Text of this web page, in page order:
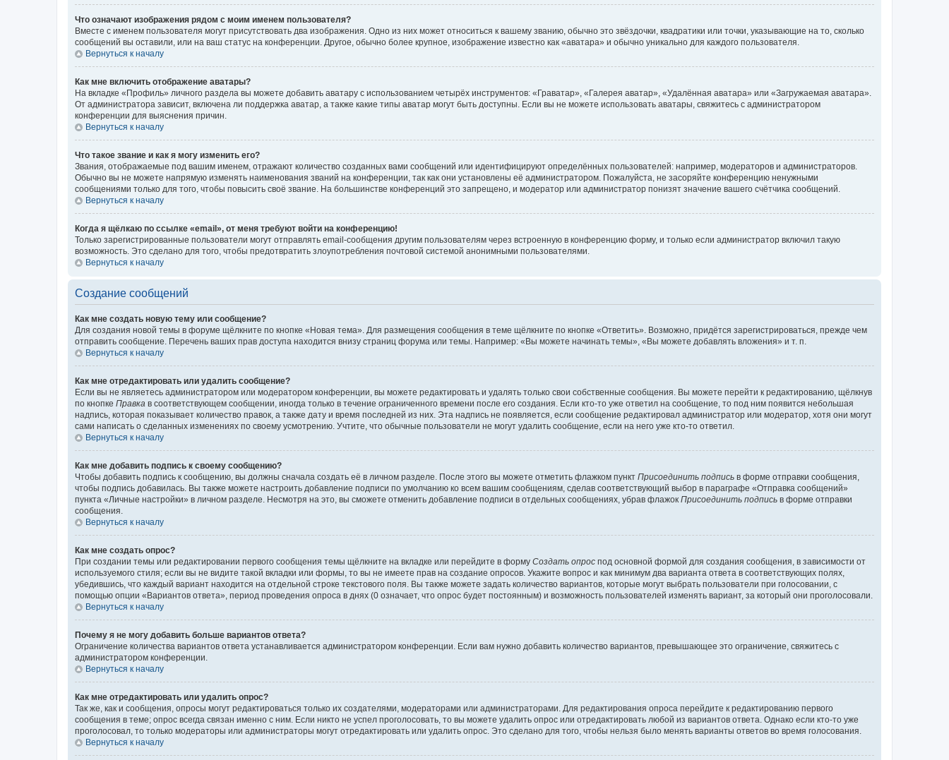
Что означают изображения рядом с моим именем пользователя?
Вместе с именем пользователя могут присутствовать два изображения. Одно из них может относиться к вашему званию, обычно это звёздочки, квадратики или точки, указывающие на то, сколько
сообщений вы оставили, или на ваш статус на конференции. Другое, обычно более крупное, изображение известно как «аватара» и обычно уникально для каждого пользователя.
Вернуться к началу
Как мне включить отображение аватары?
На вкладке «Профиль» личного раздела вы можете добавить аватару с использованием четырёх инструментов: «Граватар», «Галерея аватар», «Удалённая аватара» или «Загружаемая аватара».
От администратора зависит, включена ли поддержка аватар, а также какие типы аватар могут быть доступны. Если вы не можете использовать аватары, свяжитесь с администратором
конференции для выяснения причин.
Вернуться к началу
Что такое звание и как я могу изменить его?
Звания, отображаемые под вашим именем, отражают количество созданных вами сообщений или идентифицируют определённых пользователей: например, модераторов и администраторов.
Обычно вы не можете напрямую изменять наименования званий на конференции, так как они установлены её администратором. Пожалуйста, не засоряйте конференцию ненужными
сообщениями только для того, чтобы повысить своё звание. На большинстве конференций это запрещено, и модератор или администратор понизят значение вашего счётчика сообщений.
Вернуться к началу
Когда я щёлкаю по ссылке «email», от меня требуют войти на конференцию!
Только зарегистрированные пользователи могут отправлять email-сообщения другим пользователям через встроенную в конференцию форму, и только если администратор включил такую
возможность. Это сделано для того, чтобы предотвратить злоупотребления почтовой системой анонимными пользователями.
Вернуться к началу
Создание сообщений
Как мне создать новую тему или сообщение?
Для создания новой темы в форуме щёлкните по кнопке «Новая тема». Для размещения сообщения в теме щёлкните по кнопке «Ответить». Возможно, придётся зарегистрироваться, прежде чем
отправить сообщение. Перечень ваших прав доступа находится внизу страниц форума или темы. Например: «Вы можете начинать темы», «Вы можете добавлять вложения» и т. п.
Вернуться к началу
Как мне отредактировать или удалить сообщение?
Если вы не являетесь администратором или модератором конференции, вы можете редактировать и удалять только свои собственные сообщения. Вы можете перейти к редактированию, щёлкнув
по кнопке Правка в соответствующем сообщении, иногда только в течение ограниченного времени после его создания. Если кто-то уже ответил на сообщение, то под ним появится небольшая
надпись, которая показывает количество правок, а также дату и время последней из них. Эта надпись не появляется, если сообщение редактировал администратор или модератор, хотя они могут
сами написать о сделанных изменениях по своему усмотрению. Учтите, что обычные пользователи не могут удалить сообщение, если на него уже кто-то ответил.
Вернуться к началу
Как мне добавить подпись к своему сообщению?
Чтобы добавить подпись к сообщению, вы должны сначала создать её в личном разделе. После этого вы можете отметить флажком пункт Присоединить подпись в форме отправки сообщения,
чтобы подпись добавилась. Вы также можете настроить добавление подписи по умолчанию ко всем вашим сообщениям, сделав соответствующий выбор в параграфе «Отправка сообщений»
пункта «Личные настройки» в личном разделе. Несмотря на это, вы сможете отменить добавление подписи в отдельных сообщениях, убрав флажок Присоединить подпись в форме отправки
сообщения.
Вернуться к началу
Как мне создать опрос?
При создании темы или редактировании первого сообщения темы щёлкните на вкладке или перейдите в форму Создать опрос под основной формой для создания сообщения, в зависимости от
используемого стиля; если вы не видите такой вкладки или формы, то вы не имеете прав на создание опросов. Укажите вопрос и как минимум два варианта ответа в соответствующих полях,
убедившись, что каждый вариант находится на отдельной строке текстового поля. Вы также можете задать количество вариантов, которые могут выбрать пользователи при голосовании, с
помощью опции «Вариантов ответа», период проведения опроса в днях (0 означает, что опрос будет постоянным) и возможность пользователей изменять вариант, за который они проголосовали.
Вернуться к началу
Почему я не могу добавить больше вариантов ответа?
Ограничение количества вариантов ответа устанавливается администратором конференции. Если вам нужно добавить количество вариантов, превышающее это ограничение, свяжитесь с
администратором конференции.
Вернуться к началу
Как мне отредактировать или удалить опрос?
Так же, как и сообщения, опросы могут редактироваться только их создателями, модераторами или администраторами. Для редактирования опроса перейдите к редактированию первого
сообщения в теме; опрос всегда связан именно с ним. Если никто не успел проголосовать, то вы можете удалить опрос или отредактировать любой из вариантов ответа. Однако если кто-то уже
проголосовал, то только модераторы или администраторы могут отредактировать или удалить опрос. Это сделано для того, чтобы нельзя было менять варианты ответов во время голосования.
Вернуться к началу